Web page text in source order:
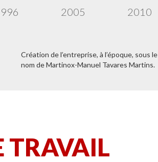
Création de l’entreprise, à l’époque, sous le
nom de Martinox-Manuel Tavares Martins.
2005 2010
TRAVAIL